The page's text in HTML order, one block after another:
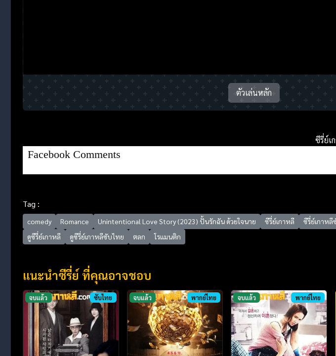
ตัวเล่นหลัก
ซีรี่ย์เ
Facebook Comments
Tag :
comedy Romance Unintentional Love Story (2023) ปั้นรักฉัน ด้วยใจนาย ซีรี่ย์เกาหลี ซีรี่ย์เกาหลี
ดูซีรี่ย์เกาหลี
ดูซีรี่ย์เกาหลีซับไทย ตลก โรแมนติก
แนะนำซีรี่ย์ ที่คุณอาจชอบ
จบแล้ว ซับไทย จบแล้ว พากย์ไทย จบแล้ว พากย์ไทย